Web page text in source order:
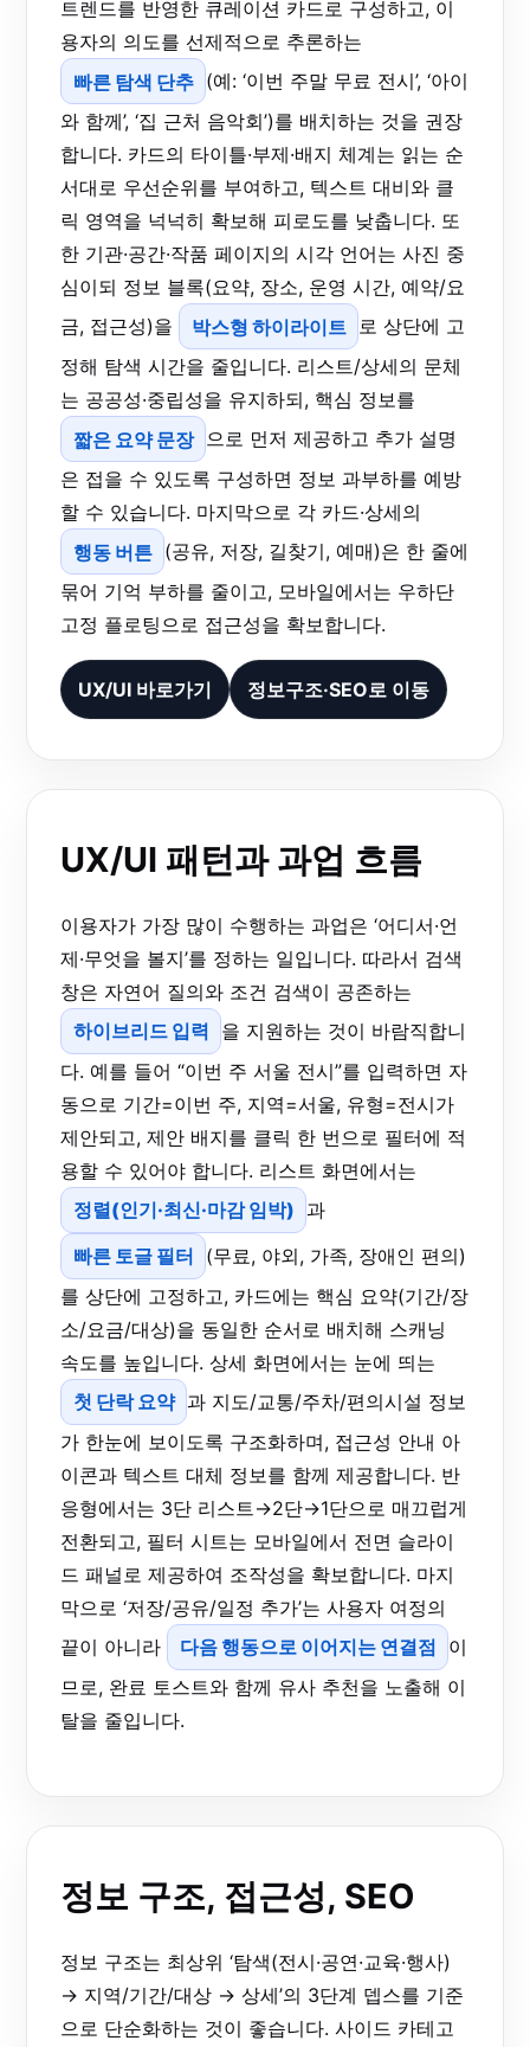
트렌드를 반영한 큐레이션 카드로 구성하고, 이
용자의 의도를 선제적으로 추론하는
빠른 탐색 단추 (예: ‘이번 주말 무료 전시’, ‘아이
와 함께’, ‘집 근처 음악회’)를 배치하는 것을 권장
합니다. 카드의 타이틀·부제·배지 체계는 읽는 순
서대로 우선순위를 부여하고, 텍스트 대비와 클
릭 영역을 넉넉히 확보해 피로도를 낮춥니다. 또
한 기관·공간·작품 페이지의 시각 언어는 사진 중
심이되 정보 블록(요약, 장소, 운영 시간, 예약/요
금, 접근성)을
박스형 하이라이트 로 상단에 고
정해 탐색 시간을 줄입니다. 리스트/상세의 문체
는 공공성·중립성을 유지하되, 핵심 정보를
짧은 요약 문장 으로 먼저 제공하고 추가 설명
은 접을 수 있도록 구성하면 정보 과부하를 예방
할 수 있습니다. 마지막으로 각 카드·상세의
행동 버튼 (공유, 저장, 길찾기, 예매)은 한 줄에
묶어 기억 부하를 줄이고, 모바일에서는 우하단
고정 플로팅으로 접근성을 확보합니다.
UX/UI 바로가기 정보구조·SEO로 이동
UX/UI 패턴과 과업 흐름
이용자가 가장 많이 수행하는 과업은 ‘어디서·언
제·무엇을 볼지’를 정하는 일입니다. 따라서 검색
창은 자연어 질의와 조건 검색이 공존하는
하이브리드 입력
을 지원하는 것이 바람직합니
다. 예를 들어 “이번 주 서울 전시”를 입력하면 자
동으로 기간=이번 주, 지역=서울, 유형=전시가
제안되고, 제안 배지를 클릭 한 번으로 필터에 적
용할 수 있어야 합니다. 리스트 화면에서는
정렬(인기·최신·마감 임박) 과
빠른 토글 필터
(무료, 야외, 가족, 장애인 편의)
를 상단에 고정하고, 카드에는 핵심 요약(기간/장
소/요금/대상)을 동일한 순서로 배치해 스캐닝
속도를 높입니다. 상세 화면에서는 눈에 띄는
첫 단락 요약 과 지도/교통/주차/편의시설 정보
가 한눈에 보이도록 구조화하며, 접근성 안내 아
이콘과 텍스트 대체 정보를 함께 제공합니다. 반
응형에서는 3단 리스트→2단→1단으로 매끄럽게
전환되고, 필터 시트는 모바일에서 전면 슬라이
드 패널로 제공하여 조작성을 확보합니다. 마지
막으로 ‘저장/공유/일정 추가’는 사용자 여정의
끝이 아니라
다음 행동으로 이어지는 연결점
이
므로, 완료 토스트와 함께 유사 추천을 노출해 이
탈을 줄입니다.
정보 구조, 접근성, SEO
정보 구조는 최상위 ‘탐색(전시·공연·교육·행사)
→ 지역/기간/대상 → 상세’의 3단계 뎁스를 기준
으로 단순화하는 것이 좋습니다. 사이드 카테고